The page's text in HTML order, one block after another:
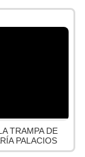
TRAMPA DE
PALACIOS